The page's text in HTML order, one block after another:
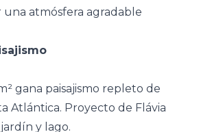
una atmósfera agradable